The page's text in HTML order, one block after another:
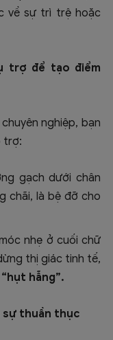
về sự trì trệ hoặc
trợ để tạo điểm
nghiệp, bạn
trợ:
gạch dưới chân
chãi, là bệ đỡ cho
nhẹ ở cuối chữ
thị giác tinh tế,
“hụt hẫng”.
sự thuần thục